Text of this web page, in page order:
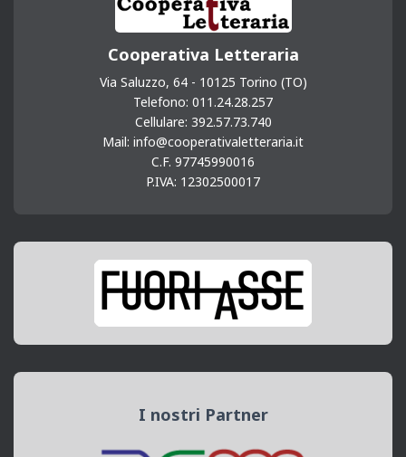
Cooperativa Letteraria
Via Saluzzo, 64 - 10125 Torino (TO)
Telefono: 011.24.28.257
Cellulare: 392.57.73.740
Mail: info@cooperativaletteraria.it
C.F. 97745990016
P.IVA: 12302500017
I nostri Partner